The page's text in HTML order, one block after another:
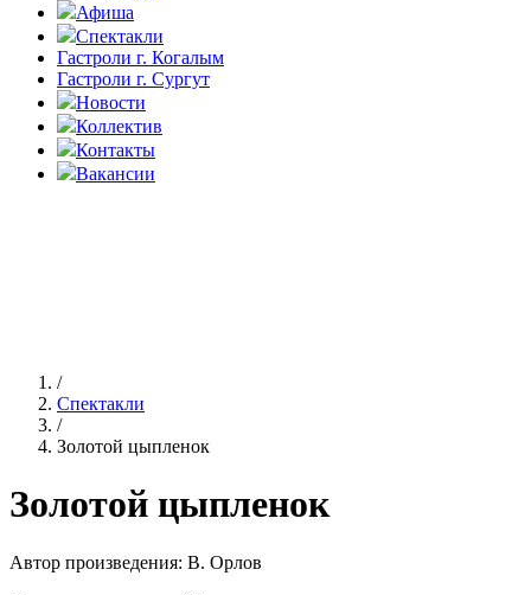
Афиша
Спектакли
Гастроли г. Когалым
Гастроли г. Сургут
Новости
Коллектив
Контакты
Вакансии
/
Спектакли
/
Золотой цыпленок
Золотой цыпленок
Автор произведения: В. Орлов